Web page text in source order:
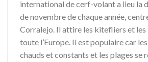
international de cerf-volant a lieu la
de novembre de chaque année,
Corralejo. Il attire les kitefliers et les
toute l’Europe. Il est populaire car
chauds et constants et les plages se